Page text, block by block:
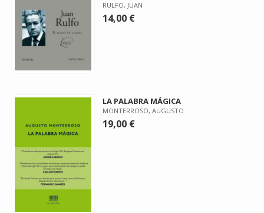
RULFO, JUAN
14,00 €
LA PALABRA MÁGICA
MONTERROSO, AUGUSTO
19,00 €